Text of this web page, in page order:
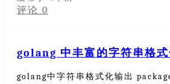
评论 0
golang 中丰富的字符串格
golang中字符串格式化输出